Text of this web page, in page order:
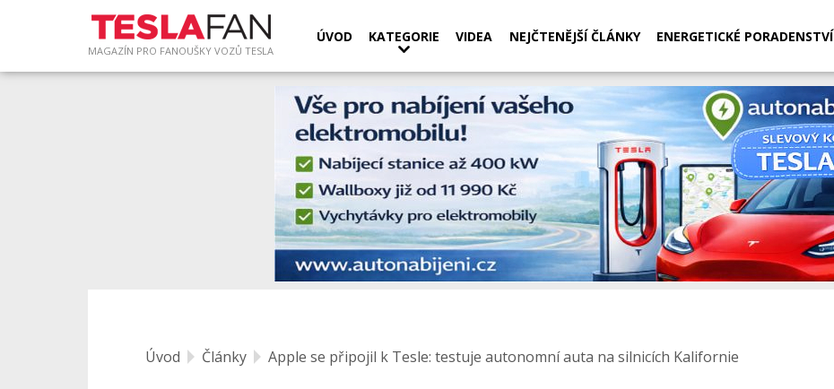
MAGAZÍN PRO FANOUŠKY VOZŮ TESLA
ÚVOD KATEGORIE VIDEA NEJČTENĚJŠÍ ČLÁNKY ENERGETICKÉ PORADENSTVÍ
Úvod Články Apple se připojil k Tesle: testuje autonomní auta na silnicích Kalifornie